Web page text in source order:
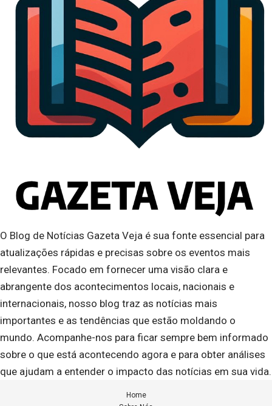
O Blog de Notícias Gazeta Veja é sua fonte essencial para
atualizações rápidas e precisas sobre os eventos mais
relevantes. Focado em fornecer uma visão clara e
abrangente dos acontecimentos locais, nacionais e
internacionais, nosso blog traz as notícias mais
importantes e as tendências que estão moldando o
mundo. Acompanhe-nos para ficar sempre bem informado
sobre o que está acontecendo agora e para obter análises
que ajudam a entender o impacto das notícias em sua vida.
Home